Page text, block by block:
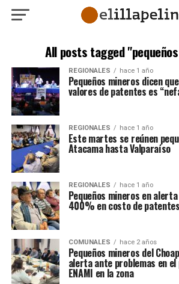
All posts tagged
REGIONALES hace 1 año
Pequeños mineros dicen
valores de patentes es
REGIONALES hace 1 año
Este martes se reúnen
Atacama hasta Valparaíso
REGIONALES hace 1 año
Pequeños mineros en
400% en costo de patentes
COMUNALES hace 2 años
Pequeños mineros del
alerta ante problemas en
ENAMI en la zona